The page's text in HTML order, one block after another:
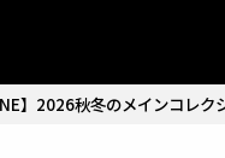
】2026秋冬のメインコレク